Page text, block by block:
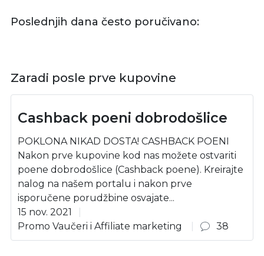
Poslednjih dana često poručivano:
Zaradi posle prve kupovine
Cashback poeni dobrodošlice
POKLONA NIKAD DOSTA! CASHBACK POENI
Nakon prve kupovine kod nas možete ostvariti
poene dobrodošlice (Cashback poene). Kreirajte
nalog na našem portalu i nakon prve
isporučene porudžbine osvajate...
15 nov. 2021
Promo Vaučeri i Affiliate marketing
38